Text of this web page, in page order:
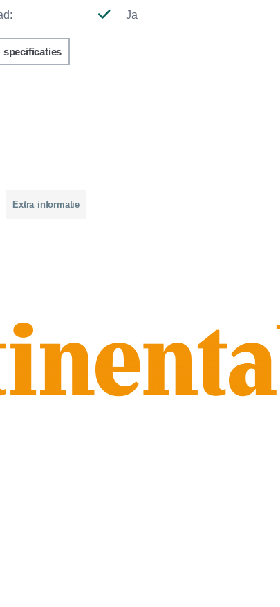
Ja
specificaties
Extra informatie